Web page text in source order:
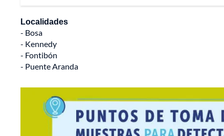
Localidades
- Bosa
- Kennedy
- Fontibón
- Puente Aranda